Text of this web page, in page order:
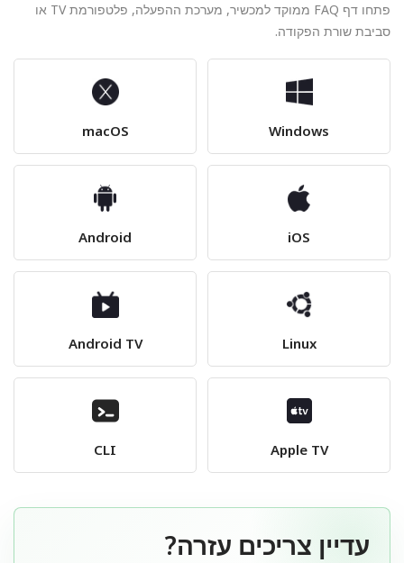
פתחו דף FAQ ממוקד למכשיר, מערכת ההפעלה, פלטפורמת TV או
סביבת שורת הפקודה.
Windows
macOS
iOS
Android
Linux
Android TV
Apple TV
CLI
עדיין צריכים עזרה?